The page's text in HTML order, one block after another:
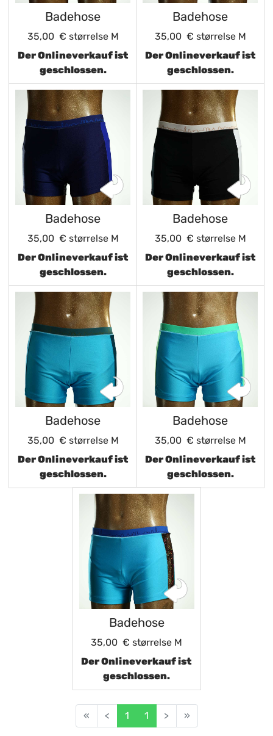
Badehose
35,00 € størrelse M
Der Onlineverkauf ist
geschlossen.
Badehose
35,00 € størrelse M
Der Onlineverkauf ist
geschlossen.
Badehose
35,00 € størrelse M
Der Onlineverkauf ist
geschlossen.
Badehose
35,00 € størrelse M
Der Onlineverkauf ist
geschlossen.
Badehose
35,00 € størrelse M
Der Onlineverkauf ist
geschlossen.
Badehose
35,00 € størrelse M
Der Onlineverkauf ist
geschlossen.
Badehose
35,00 € størrelse M
Der Onlineverkauf ist
geschlossen.
« < 1 1 > »